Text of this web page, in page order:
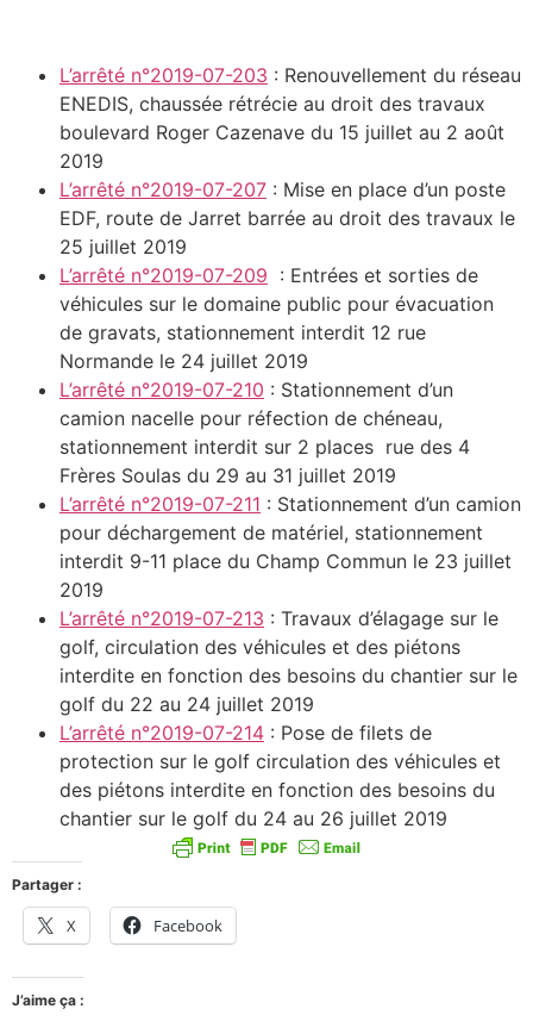
L’arrêté n°2019-07-203 : Renouvellement du réseau
ENEDIS, chaussée rétrécie au droit des travaux
boulevard Roger Cazenave du 15 juillet au 2 août
2019
L’arrêté n°2019-07-207 : Mise en place d’un poste
EDF, route de Jarret barrée au droit des travaux le
25 juillet 2019
L’arrêté n°2019-07-209 : Entrées et sorties de
véhicules sur le domaine public pour évacuation
de gravats, stationnement interdit 12 rue
Normande le 24 juillet 2019
L’arrêté n°2019-07-210 : Stationnement d’un
camion nacelle pour réfection de chéneau,
stationnement interdit sur 2 places rue des 4
Frères Soulas du 29 au 31 juillet 2019
L’arrêté n°2019-07-211 : Stationnement d’un camion
pour déchargement de matériel, stationnement
interdit 9-11 place du Champ Commun le 23 juillet
2019
L’arrêté n°2019-07-213 : Travaux d’élagage sur le
golf, circulation des véhicules et des piétons
interdite en fonction des besoins du chantier sur le
golf du 22 au 24 juillet 2019
L’arrêté n°2019-07-214 : Pose de filets de
protection sur le golf circulation des véhicules et
des piétons interdite en fonction des besoins du
chantier sur le golf du 24 au 26 juillet 2019
Partager :
X Facebook
J’aime ça :